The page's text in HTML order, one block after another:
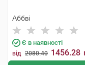
Аббві
Є в наявності
від 2080.40 1456.28